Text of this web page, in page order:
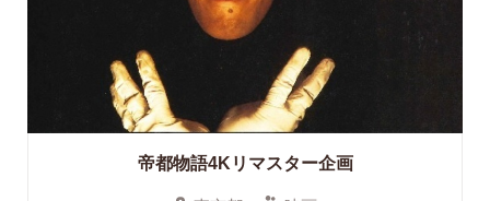
帝都物語4Kリマスター企画